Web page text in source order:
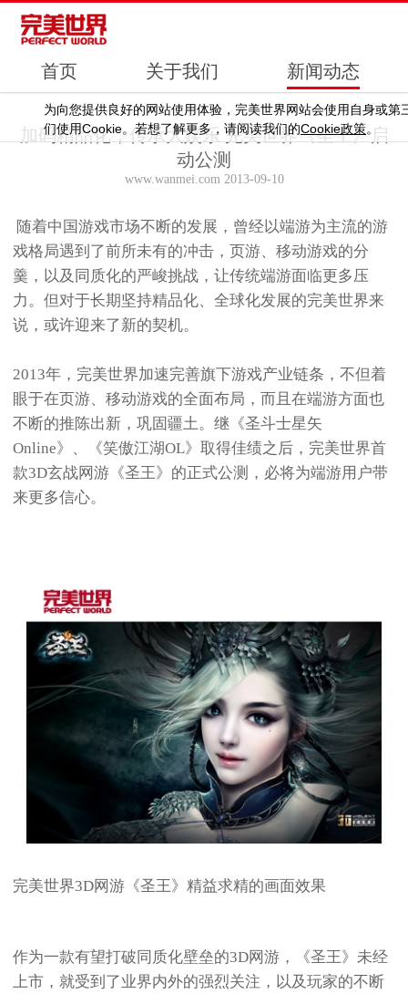
为向您提供良好的网站使用体验，完美世界网站会使用自身或第
们使用Cookie。若想了解更多，请阅读我们的Cookie政策。
首页 关于我们 新闻动态
加码精品化，传承大娱乐 完美世界《圣王》启
动公测
www.wanmei.com 2013-09-10
随着中国游戏市场不断的发展，曾经以端游为主流的游
戏格局遇到了前所未有的冲击，页游、移动游戏的分
羹，以及同质化的严峻挑战，让传统端游面临更多压
力。但对于长期坚持精品化、全球化发展的完美世界来
说，或许迎来了新的契机。
2013年，完美世界加速完善旗下游戏产业链条，不但着
眼于在页游、移动游戏的全面布局，而且在端游方面也
不断的推陈出新，巩固疆土。继《圣斗士星矢
Online》、《笑傲江湖OL》取得佳绩之后，完美世界首
款3D玄战网游《圣王》的正式公测，必将为端游用户带
来更多信心。
完美世界3D网游《圣王》精益求精的画面效果
作为一款有望打破同质化壁垒的3D网游，《圣王》未经
上市，就受到了业界内外的强烈关注，以及玩家的不断